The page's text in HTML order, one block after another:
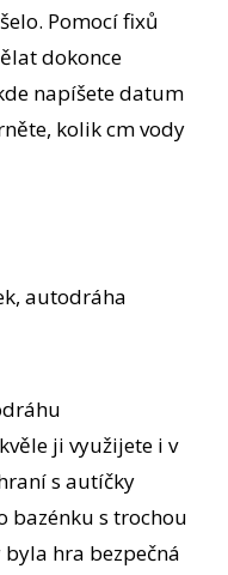
Pomocí fixů
dokonce
napíšete datum
kolik cm vody
autodráha
ji využijete i v
s autíčky
bazénku s trochou
hra bezpečná